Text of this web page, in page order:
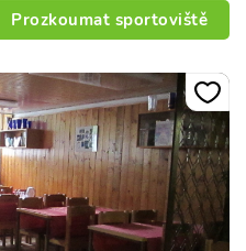
Prozkoumat sportoviště